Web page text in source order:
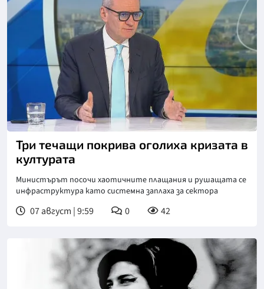
Снимка: БНТ
Три течащи покрива оголиха кризата в
културата
Министърът посочи хаотичните плащания и рушащата се
инфраструктура като системна заплаха за сектора
07 август | 9:59 0 42